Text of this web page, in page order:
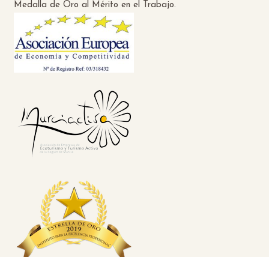
Medalla de Oro al Mérito en el Trabajo.